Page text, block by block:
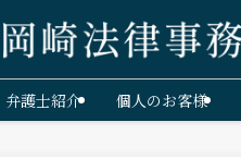
弁護士紹介 個人のお客様